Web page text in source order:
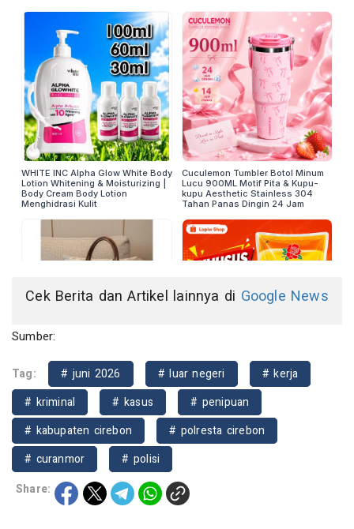
Cek Berita dan Artikel lainnya di Google News
Sumber:
Tag: # juni 2026 # luar negeri
# kerja
# kriminal
# kasus
# penipuan
# kabupaten cirebon
# polresta cirebon
# curanmor
# polisi
Share: